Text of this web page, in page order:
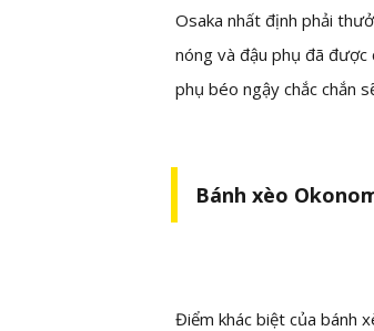
Osaka nhất định phải
nóng và đậu phụ đã
phụ béo ngậy chắc chắn
Bánh xèo
Điểm khác biệt của bánh